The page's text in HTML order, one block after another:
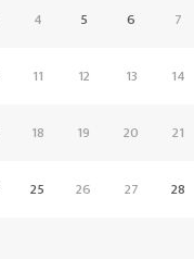
4 5 6 7
11 12 13 14
18 19 20 21
25 26 27 28